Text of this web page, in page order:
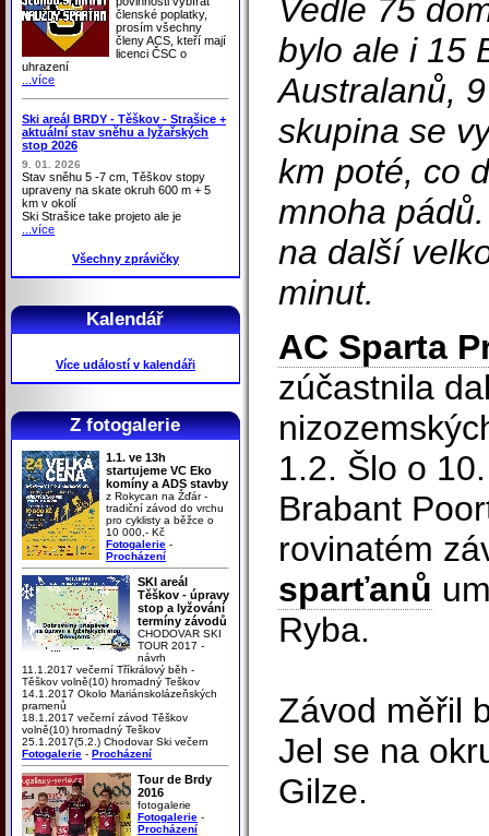
členské poplatky,
prosím všechny
členy ACS, kteří mají
licenci ČSC o
uhrazení
...více
Ski areál BRDY - Těškov - Strašice +
aktuální stav sněhu a lyžařských
stop 2026
9. 01. 2026
Stav sněhu 5 -7 cm, Těškov stopy
upraveny na skate okruh 600 m + 5
km v okolí
Ski Strašice take projeto ale je
...více
Všechny zprávičky
Kalendář
Více událostí v kalendáři
Z fotogalerie
1.1. ve 13h
startujeme VC Eko
komíny a ADS stavby
z Rokycan na Žďár -
tradiční závod do vrchu
pro cyklisty a běžce o
10 000,- Kč
Fotogalerie -
Procházení
SKI areál
Těškov - úpravy
stop a lyžování
termíny závodů
CHODOVAR SKI
TOUR 2017 -
návrh
11.1.2017 večerní Tříkrálový běh -
Těškov volně(10) hromadný Teškov
14.1.2017 Okolo Mariánskolázeňských
pramenů
18.1.2017 večerní závod Těškov
volně(10) hromadný Teškov
25.1.2017(5.2.) Chodovar Ski večern
Fotogalerie - Procházení
Tour de Brdy
2016
fotogalerie
Fotogalerie -
Procházení
Vedle 75
bylo ale i 15
Australanů,
skupina se
km poté, co
mnoha
na další
minut.
AC Sparta
zúčastnila
1.2. Šlo o
Brabant
rovinatém
sparťanů
Ryba.
Závod měřil
Jel se na
Gilze.